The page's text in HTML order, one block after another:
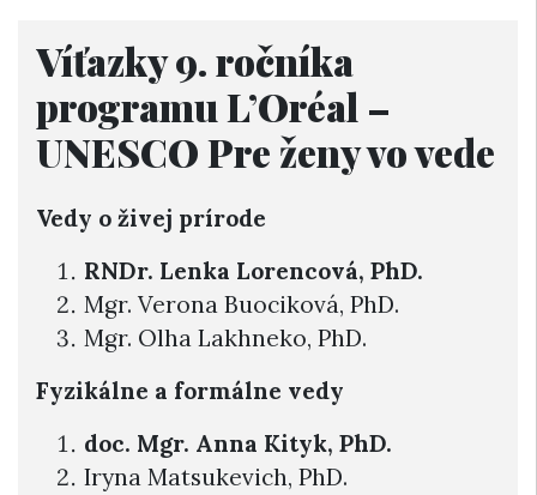
Víťazky 9. ročníka
programu L’Oréal –
UNESCO Pre ženy vo vede
Vedy o živej prírode
RNDr. Lenka Lorencová, PhD.
Mgr. Verona Buociková, PhD.
Mgr. Olha Lakhneko, PhD.
Fyzikálne a formálne vedy
doc. Mgr. Anna Kityk, PhD.
Iryna Matsukevich, PhD.